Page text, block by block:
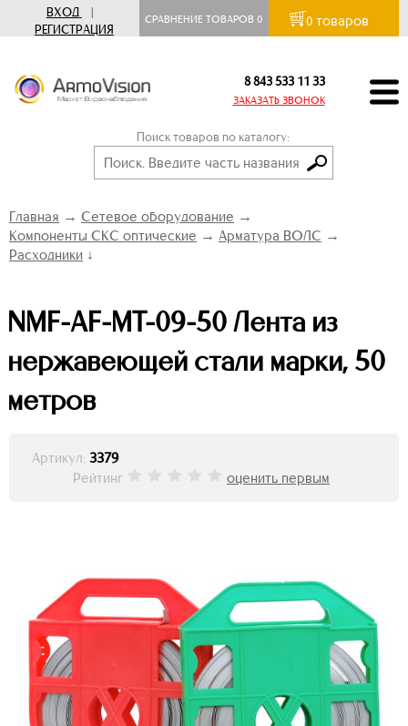
ВХОД
|
РЕГИСТРАЦИЯ
СРАВНЕНИЕ ТОВАРОВ0 0 товаров
8 843 533 11 33
ЗАКАЗАТЬ ЗВОНОК
Поиск товаров по каталогу:
Главная → Сетевое оборудование →
Компоненты СКС оптические → Арматура ВОЛС →
Расходники ↓
NMF-AF-MT-09-50 Лента из
нержавеющей стали марки, 50
метров
Артикул: 3379
Рейтинг
оценить первым